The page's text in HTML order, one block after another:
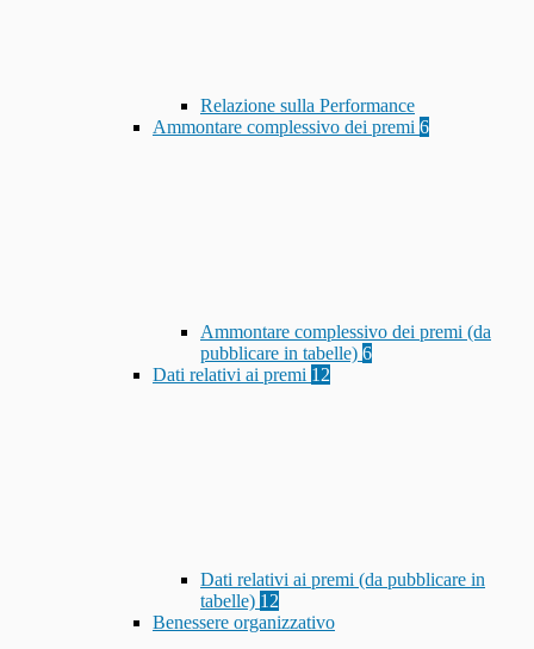
Relazione sulla Performance
Ammontare complessivo dei premi 6
Ammontare complessivo dei premi (da
pubblicare in tabelle) 6
Dati relativi ai premi 12
Dati relativi ai premi (da pubblicare in
tabelle) 12
Benessere organizzativo